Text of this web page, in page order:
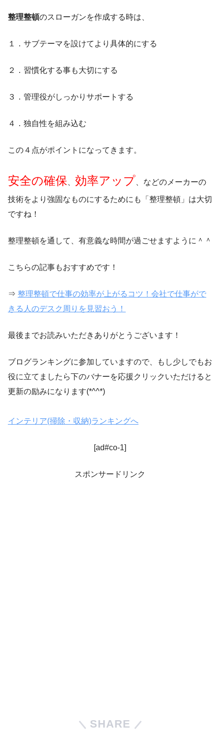
整理整頓のスローガンを作成する時は、
１．サブテーマを設けてより具体的にする
２．習慣化する事も大切にする
３．管理役がしっかりサポートする
４．独自性を組み込む
この４点がポイントになってきます。
安全の確保 効率アップ 、などのメーカーの
技術をより強固なものにするためにも「整理整頓」は大切
ですね！
整理整頓を通して、有意義な時間が過ごせますように＾＾
こちらの記事もおすすめです！
⇒ 整理整頓で仕事の効率が上がるコツ！会社で仕事がで
きる人のデスク周りを見習おう！
最後までお読みいただきありがとうございます！
ブログランキングに参加していますので、もし少しでもお
役に立てましたら下のバナーを応援クリックいただけると
更新の励みになります(*^^*)
インテリア(掃除・収納)ランキングへ
[ad#co-1]
スポンサードリンク
SHARE